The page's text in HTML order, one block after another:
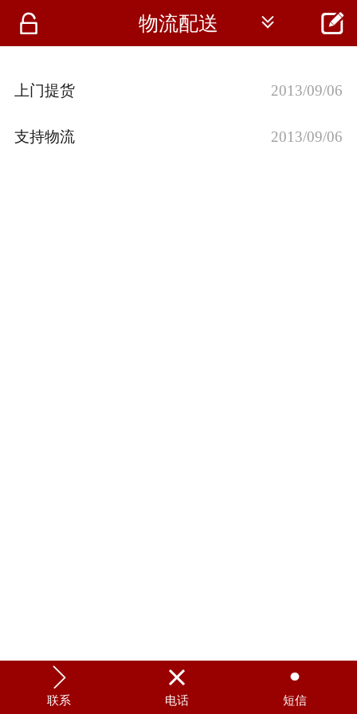
 首页
医疗资讯
 物流配送  
上门提货 2013/09/06
支持物流 2013/09/06

联系

电话

短信